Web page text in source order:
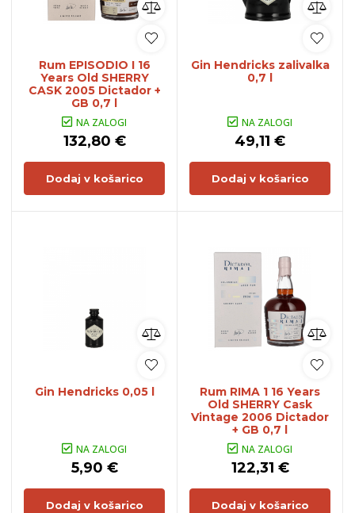
Rum EPISODIO I 16
Years Old SHERRY
CASK 2005 Dictador +
GB 0,7 l
NA ZALOGI
132,80 €
Dodaj v košarico
Gin Hendricks zalivalka
0,7 l
NA ZALOGI
49,11 €
Dodaj v košarico
Gin Hendricks 0,05 l
NA ZALOGI
5,90 €
Dodaj v košarico
Rum RIMA 1 16 Years
Old SHERRY Cask
Vintage 2006 Dictador
+ GB 0,7 l
NA ZALOGI
122,31 €
Dodaj v košarico